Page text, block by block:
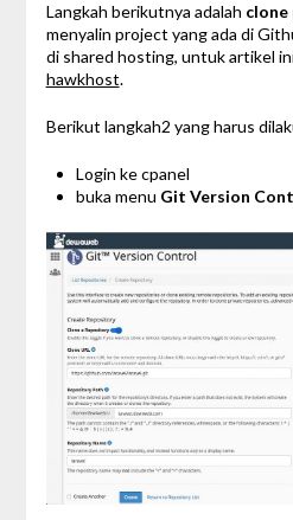
Langkah berikutnya adalah clone
menyalin project yang ada di
di shared hosting, untuk artikel
hawkhost.
Berikut langkah2 yang harus
Login ke cpanel
buka menu Git Version